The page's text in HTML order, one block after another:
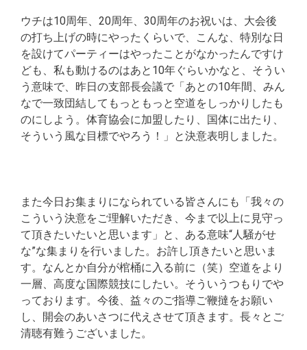
ウチは10周年、20周年、30周年のお祝いは、大会後
の打ち上げの時にやったくらいで、こんな、特別な日
を設けてパーティーはやったことがなかったんですけ
ども、私も動けるのはあと10年ぐらいかなと、そうい
う意味で、昨日の支部長会議で「あとの10年間、みん
なで一致団結してもっともっと空道をしっかりしたも
のにしよう。体育協会に加盟したり、国体に出たり、
そういう風な目標でやろう！」と決意表明しました。
また今日お集まりになられている皆さんにも「我々の
こういう決意をご理解いただき、今まで以上に見守っ
て頂きたいたいと思います」と、ある意味“人騒がせ
な”な集まりを行いました。お許し頂きたいと思いま
す。なんとか自分が棺桶に入る前に（笑）空道をより
一層、高度な国際競技にしたい。そういうつもりでや
っております。今後、益々のご指導ご鞭撻をお願い
し、開会のあいさつに代えさせて頂きます。長々とご
清聴有難うございました。